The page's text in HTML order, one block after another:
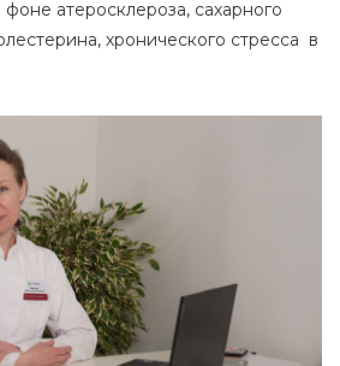
атеросклероза, сахарного
хронического стресса в